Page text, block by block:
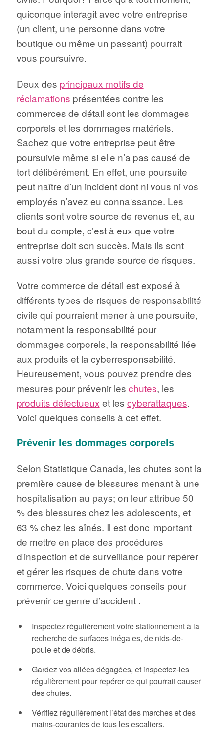
quiconque interagit avec votre entreprise
(un client, une personne dans votre
boutique ou même un passant) pourrait
vous poursuivre.
Deux des principaux motifs de
réclamations présentées contre les
commerces de détail sont les dommages
corporels et les dommages matériels.
Sachez que votre entreprise peut être
poursuivie même si elle n’a pas causé de
tort délibérément. En effet, une poursuite
peut naître d’un incident dont ni vous ni vos
employés n’avez eu connaissance. Les
clients sont votre source de revenus et, au
bout du compte, c’est à eux que votre
entreprise doit son succès. Mais ils sont
aussi votre plus grande source de risques.
Votre commerce de détail est exposé à
différents types de risques de responsabilité
civile qui pourraient mener à une poursuite,
notamment la responsabilité pour
dommages corporels, la responsabilité liée
aux produits et la cyberresponsabilité.
Heureusement, vous pouvez prendre des
mesures pour prévenir les chutes, les
produits défectueux et les cyberattaques.
Voici quelques conseils à cet effet.
Prévenir les dommages corporels
Selon Statistique Canada, les chutes sont la
première cause de blessures menant à une
hospitalisation au pays; on leur attribue 50
% des blessures chez les adolescents, et
63 % chez les aînés. Il est donc important
de mettre en place des procédures
d’inspection et de surveillance pour repérer
et gérer les risques de chute dans votre
commerce. Voici quelques conseils pour
prévenir ce genre d’accident :
Inspectez régulièrement votre stationnement à la
recherche de surfaces inégales, de nids-de-
poule et de débris.
Gardez vos allées dégagées, et inspectez-les
régulièrement pour repérer ce qui pourrait causer
des chutes.
Vérifiez régulièrement l’état des marches et des
mains-courantes de tous les escaliers.